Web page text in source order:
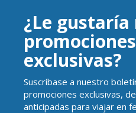
¿Le
promociones
exclusivas?
Suscríbase a nuestro
promociones exclusivas,
anticipadas para viajar en